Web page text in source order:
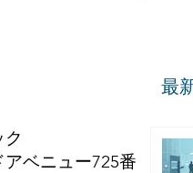
アベニュー725番
最